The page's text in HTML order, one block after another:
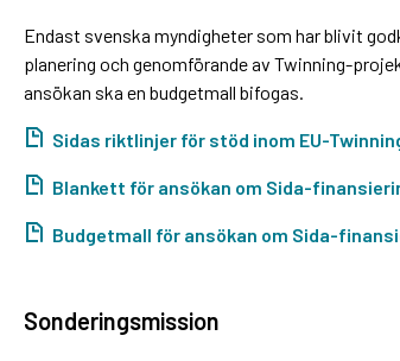
Endast svenska myndigheter som har blivit
planering och genomförande av Twinning-
ansökan ska en budgetmall bifogas.
Sidas riktlinjer för stöd inom EU-
Blankett för ansökan om Sida-
Budgetmall för ansökan om Sida-
Sonderingsmission